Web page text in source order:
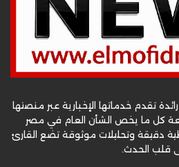
تقدم خدماتها الإخبارية عبر منصتها
كل ما يخص الشأن العام في مصر
دقيقة وتحليلات موثوقة تضع القارئ
قلب الحدث.